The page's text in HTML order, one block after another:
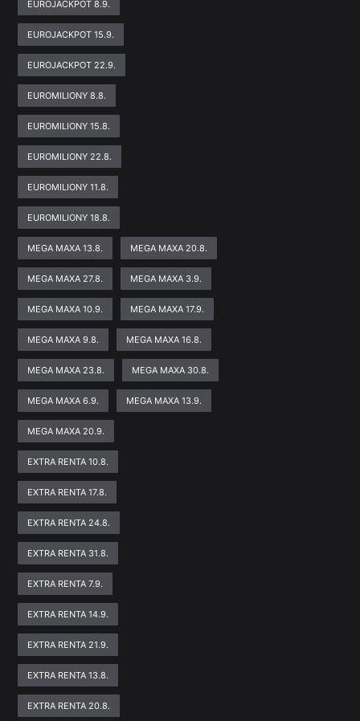
EUROJACKPOT 8.9.
EUROJACKPOT 15.9.
EUROJACKPOT 22.9.
EUROMILIONY 8.8.
EUROMILIONY 15.8.
EUROMILIONY 22.8.
EUROMILIONY 11.8.
EUROMILIONY 18.8.
MEGA MAXA 13.8. MEGA MAXA 20.8.
MEGA MAXA 27.8. MEGA MAXA 3.9.
MEGA MAXA 10.9. MEGA MAXA 17.9.
MEGA MAXA 9.8. MEGA MAXA 16.8.
MEGA MAXA 23.8. MEGA MAXA 30.8.
MEGA MAXA 6.9. MEGA MAXA 13.9.
MEGA MAXA 20.9.
EXTRA RENTA 10.8.
EXTRA RENTA 17.8.
EXTRA RENTA 24.8.
EXTRA RENTA 31.8.
EXTRA RENTA 7.9.
EXTRA RENTA 14.9.
EXTRA RENTA 21.9.
EXTRA RENTA 13.8.
EXTRA RENTA 20.8.